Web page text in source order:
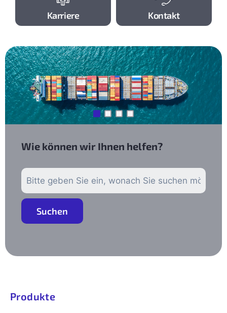
Karriere Kontakt
Wie können wir Ihnen helfen?
Produkte